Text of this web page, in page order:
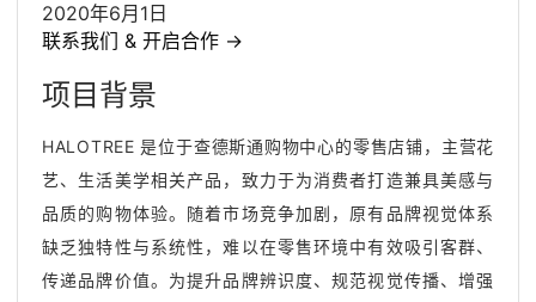
2020年6月1日
联系我们 & 开启合作
联系我们 & 开启合作 →
项目背景
HALOTREE 是位于查德斯通购物中心的零售店铺，主营花
艺、生活美学相关产品，致力于为消费者打造兼具美感与
品质的购物体验。随着市场竞争加剧，原有品牌视觉体系
缺乏独特性与系统性，难以在零售环境中有效吸引客群、
传递品牌价值。为提升品牌辨识度、规范视觉传播、增强